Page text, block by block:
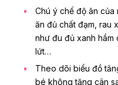
Chú ý chế độ ăn của
ăn đủ chất đạm, rau
như đu đủ xanh
lứt…
Theo dõi biểu đồ
bé không tăng cân